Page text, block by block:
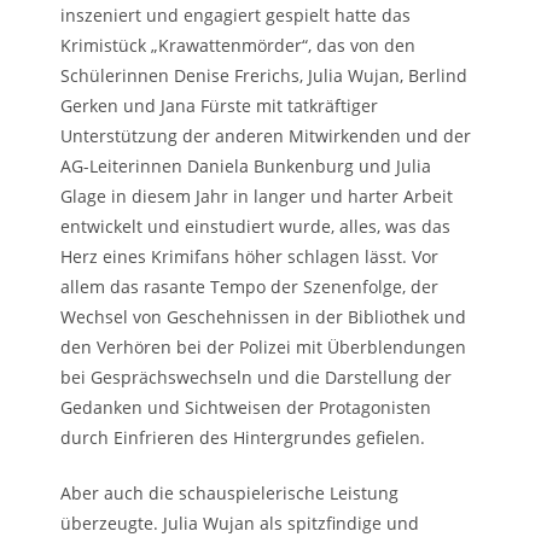
inszeniert und engagiert gespielt hatte das
Krimistück „Krawattenmörder“, das von den
Schülerinnen Denise Frerichs, Julia Wujan, Berlind
Gerken und Jana Fürste mit tatkräftiger
Unterstützung der anderen Mitwirkenden und der
AG-Leiterinnen Daniela Bunkenburg und Julia
Glage in diesem Jahr in langer und harter Arbeit
entwickelt und einstudiert wurde, alles, was das
Herz eines Krimifans höher schlagen lässt. Vor
allem das rasante Tempo der Szenenfolge, der
Wechsel von Geschehnissen in der Bibliothek und
den Verhören bei der Polizei mit Überblendungen
bei Gesprächswechseln und die Darstellung der
Gedanken und Sichtweisen der Protagonisten
durch Einfrieren des Hintergrundes gefielen.
Aber auch die schauspielerische Leistung
überzeugte. Julia Wujan als spitzfindige und